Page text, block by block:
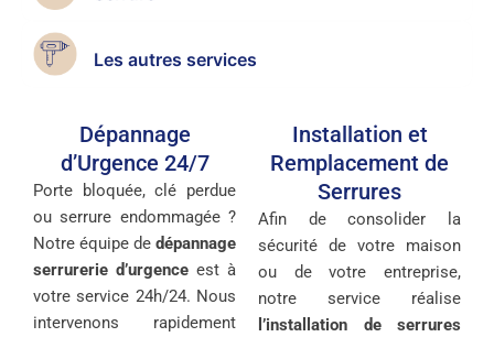
Les autres services
Dépannage
d’Urgence 24/7
Porte bloquée, clé perdue
ou serrure endommagée ?
Notre équipe de dépannage
serrurerie d’urgence est à
votre service 24h/24. Nous
intervenons rapidement
Installation et
Remplacement de
Serrures
Afin de consolider la
sécurité de votre maison
ou de votre entreprise,
notre service réalise
l’installation de serrures